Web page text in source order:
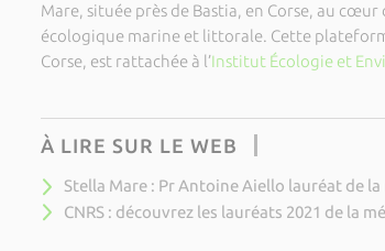
Mare, située près de Bastia, en Corse, au
écologique marine et littorale. Cette
Corse, est rattachée à l’Institut Écologie et
À LIRE SUR LE WEB
Stella Mare : Pr Antoine Aiello lauréat de
CNRS : découvrez les lauréats 2021 de la